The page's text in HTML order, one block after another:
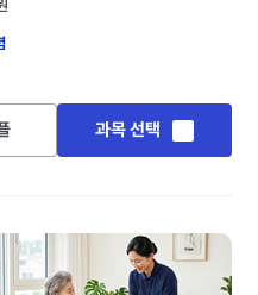
과목 선택